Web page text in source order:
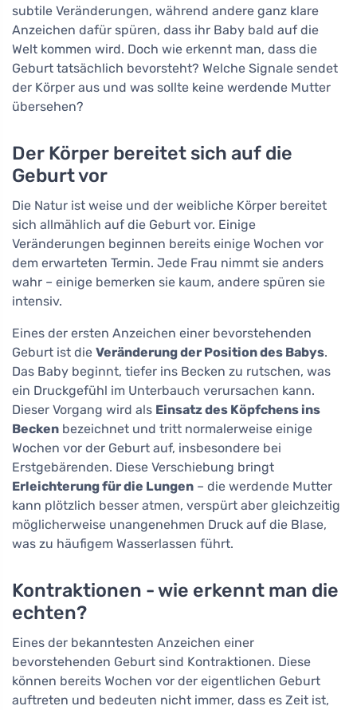
subtile Veränderungen, während andere ganz klare
Anzeichen dafür spüren, dass ihr Baby bald auf die
Welt kommen wird. Doch wie erkennt man, dass die
Geburt tatsächlich bevorsteht? Welche Signale sendet
der Körper aus und was sollte keine werdende Mutter
übersehen?
Der Körper bereitet sich auf die
Geburt vor
Die Natur ist weise und der weibliche Körper bereitet
sich allmählich auf die Geburt vor. Einige
Veränderungen beginnen bereits einige Wochen vor
dem erwarteten Termin. Jede Frau nimmt sie anders
wahr – einige bemerken sie kaum, andere spüren sie
intensiv.
Eines der ersten Anzeichen einer bevorstehenden
Geburt ist die Veränderung der Position des Babys.
Das Baby beginnt, tiefer ins Becken zu rutschen, was
ein Druckgefühl im Unterbauch verursachen kann.
Dieser Vorgang wird als Einsatz des Köpfchens ins
Becken bezeichnet und tritt normalerweise einige
Wochen vor der Geburt auf, insbesondere bei
Erstgebärenden. Diese Verschiebung bringt
Erleichterung für die Lungen – die werdende Mutter
kann plötzlich besser atmen, verspürt aber gleichzeitig
möglicherweise unangenehmen Druck auf die Blase,
was zu häufigem Wasserlassen führt.
Kontraktionen - wie erkennt man die
echten?
Eines der bekanntesten Anzeichen einer
bevorstehenden Geburt sind Kontraktionen. Diese
können bereits Wochen vor der eigentlichen Geburt
auftreten und bedeuten nicht immer, dass es Zeit ist,